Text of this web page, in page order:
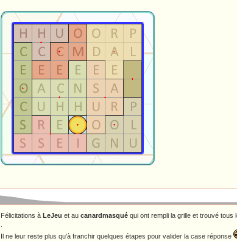
Félicitations à LeJeu et au canardmasqué qui ont rempli la grille et trouvé tous
Il ne leur reste plus qu'à franchir quelques étapes pour valider la case réponse